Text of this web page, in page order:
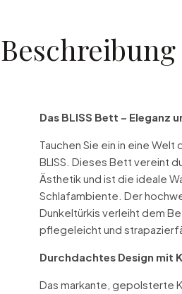
Beschreibung
Das BLISS Bett – Eleganz
Tauchen Sie ein in eine
BLISS. Dieses Bett vereint
Ästhetik und ist die ideale
Schlafambiente. Der
Dunkeltürkis verleiht dem
pflegeleicht und
Durchdachtes Design mit
Das markante, gepolsterte